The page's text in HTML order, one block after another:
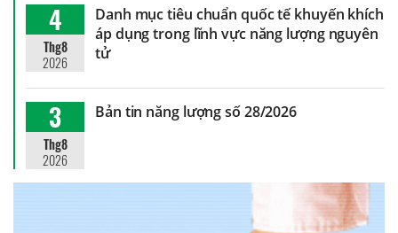
4
Thg8
2026
Danh mục tiêu chuẩn quốc tế khuyến khích
áp dụng trong lĩnh vực năng lượng nguyên
tử
3
Thg8
2026
Bản tin năng lượng số 28/2026